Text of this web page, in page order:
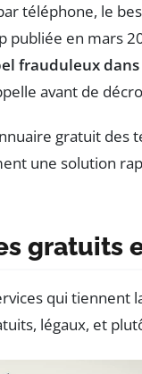
téléphone, le
publiée en mars
frauduleux
avant de
gratuit des
une solution
gratuits
qui tiennent
légaux, et